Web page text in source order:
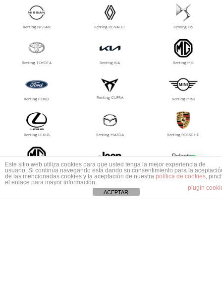
Renting NISSAN Renting RENAULT Renting DS
Renting TOYOTA Renting KIA Renting MG
Renting FORD Renting CUPRA Renting MINI
Renting LEXUS Renting MAZDA Renting PORSCHE
Renting MG Renting Jeep Renting Polestar
Este sitio web utiliza cookies para que usted tenga la mejor experiencia de
usuario. Si continúa navegando está dando su consentimiento para la
de las mencionadas cookies y la aceptación de nuestra política de cookies,
el enlace para mayor información.
plugin
ACEPTAR
1
Mas información ¿No encuentras tu coche?